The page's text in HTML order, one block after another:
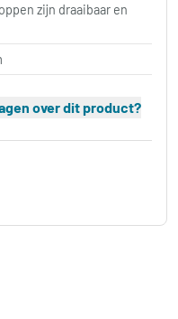
zijn draaibaar en
over dit product?